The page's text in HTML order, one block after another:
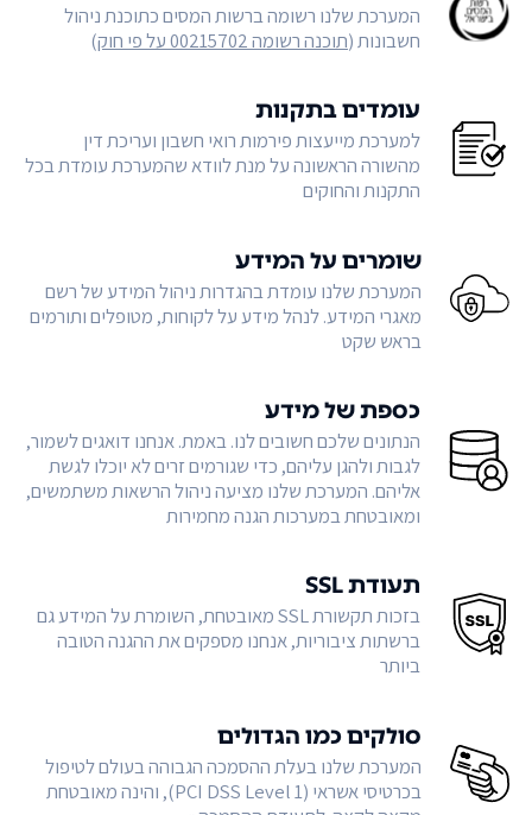
המערכת שלנו רשומה ברשות המסים כתוכנת ניהול
חשבונות (תוכנה רשומה 00215702 על פי חוק )
עומדים בתקנות
למערכת מייעצות פירמות רואי חשבון ועריכת דין
מהשורה הראשונה על מנת לוודא שהמערכת עומדת בכל
התקנות והחוקים
שומרים על המידע
המערכת שלנו עומדת בהגדרות ניהול המידע של רשם
מאגרי המידע. לנהל מידע על לקוחות, מטופלים ותורמים
בראש שקט
כספת של מידע
הנתונים שלכם חשובים לנו. באמת. אנחנו דואגים לשמור,
לגבות ולהגן עליהם, כדי שגורמים זרים לא יוכלו לגשת
אליהם. המערכת שלנו מציעה ניהול הרשאות משתמשים,
ומאובטחת במערכות הגנה מחמירות
תעודת SSL
בזכות תקשורת SSL מאובטחת, השומרת על המידע גם
ברשתות ציבוריות, אנחנו מספקים את ההגנה הטובה
ביותר
סולקים כמו הגדולים
המערכת שלנו בעלת ההסמכה הגבוהה בעולם לטיפול
בכרטיסי אשראי (PCI DSS Level 1), והינה מאובטחת